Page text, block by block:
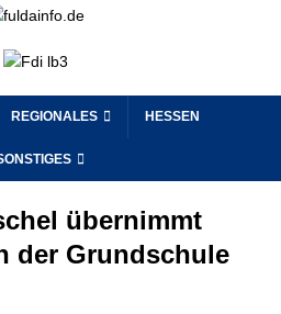
REGIONALES HESSEN
übernimmt
der Grundschule